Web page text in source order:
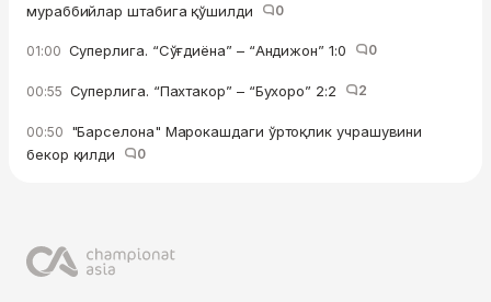
мураббийлар штабига қўшилди
0
01:00 Суперлига. “Сўғдиёна” – “Андижон” 1:0 0
00:55 Суперлига. “Пахтакор” – “Бухоро” 2:2 2
00:50 "Барселона" Марокашдаги ўртоқлик учрашувини
бекор қилди
0